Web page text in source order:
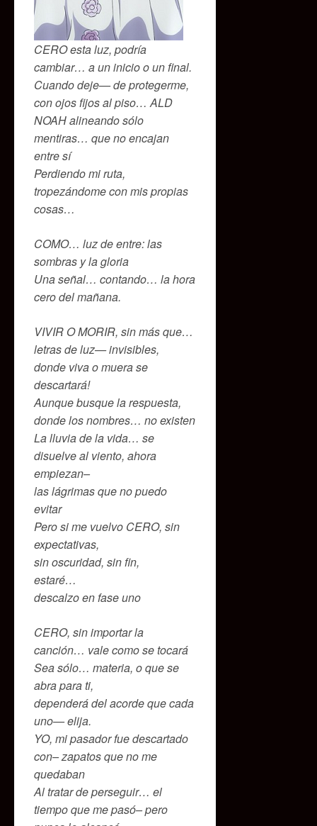
CERO esta luz, podría
cambiar… a un inicio o un final.
Cuando deje— de protegerme,
con ojos fijos al piso… ALD
NOAH alineando sólo
mentiras… que no encajan
entre sí
Perdiendo mi ruta,
tropezándome con mis propias
cosas…
COMO… luz de entre: las
sombras y la gloria
Una señal… contando… la hora
cero del mañana.
VIVIR O MORIR, sin más que…
letras de luz— invisibles,
donde viva o muera se
descartará!
Aunque busque la respuesta,
donde los nombres… no existen
La lluvia de la vida… se
disuelve al viento, ahora
empiezan–
las lágrimas que no puedo
evitar
Pero si me vuelvo CERO, sin
expectativas,
sin oscuridad, sin fin,
estaré…
descalzo en fase uno
CERO, sin importar la
canción… vale como se tocará
Sea sólo… materia, o que se
abra para ti,
dependerá del acorde que cada
uno— elija.
YO, mi pasador fue descartado
con– zapatos que no me
quedaban
Al tratar de perseguir… el
tiempo que me pasó– pero